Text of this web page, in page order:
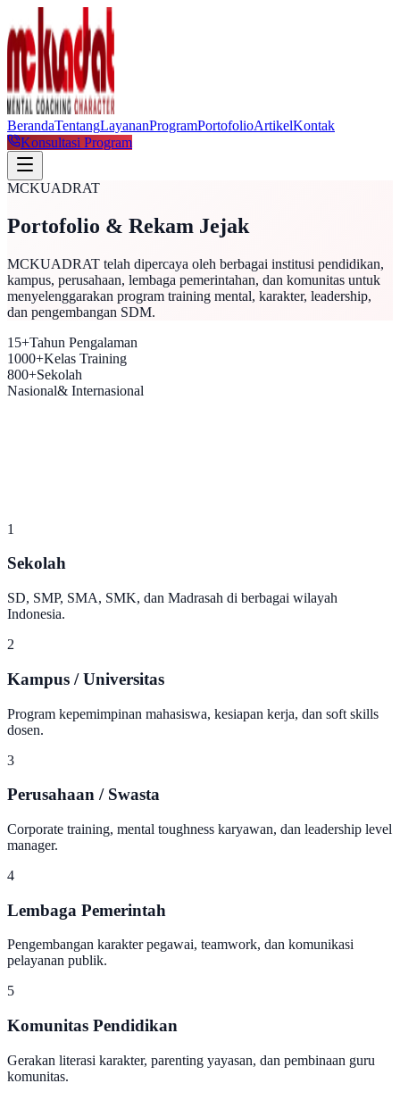
BerandaTentangLayananProgramPortofolioArtikelKontak
Konsultasi Program
MCKUADRAT
Portofolio & Rekam Jejak
MCKUADRAT telah dipercaya oleh berbagai institusi pendidikan,
kampus, perusahaan, lembaga pemerintahan, dan komunitas untuk
menyelenggarakan program training mental, karakter, leadership,
dan pengembangan SDM.
15+Tahun Pengalaman
1000+Kelas Training
800+Sekolah
Nasional& Internasional
1
Sekolah
SD, SMP, SMA, SMK, dan Madrasah di berbagai wilayah
Indonesia.
2
Kampus / Universitas
Program kepemimpinan mahasiswa, kesiapan kerja, dan soft skills
dosen.
3
Perusahaan / Swasta
Corporate training, mental toughness karyawan, dan leadership level
manager.
4
Lembaga Pemerintah
Pengembangan karakter pegawai, teamwork, dan komunikasi
pelayanan publik.
5
Komunitas Pendidikan
Gerakan literasi karakter, parenting yayasan, dan pembinaan guru
komunitas.